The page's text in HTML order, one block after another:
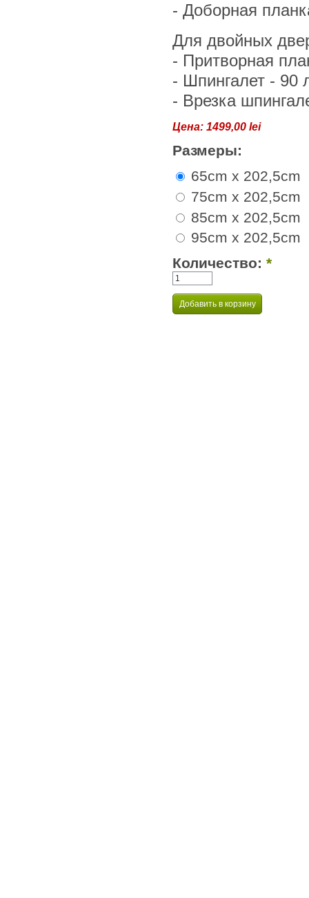
- Доборная
Для двойных
- Притворная
- Шпингалет - 90
- Врезка
Цена: 1499,00 lei
Размеры:
65cm x 202,5cm
75cm x 202,5cm
85cm x 202,5cm
95cm x 202,5cm
Количество: *